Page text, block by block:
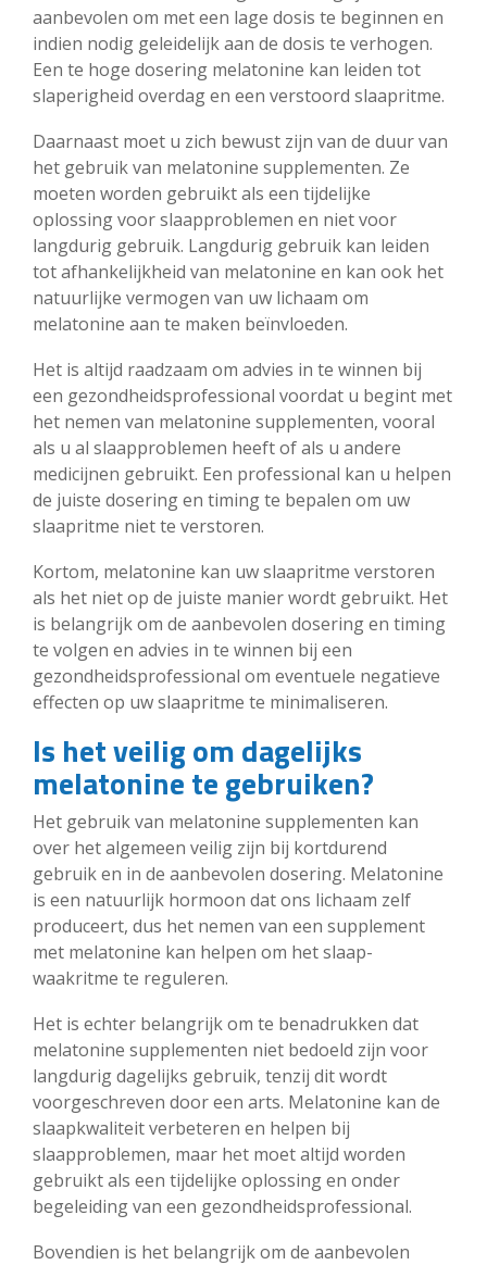
aanbevolen om met een lage dosis te beginnen en
indien nodig geleidelijk aan de dosis te verhogen.
Een te hoge dosering melatonine kan leiden tot
slaperigheid overdag en een verstoord slaapritme.
Daarnaast moet u zich bewust zijn van de duur van
het gebruik van melatonine supplementen. Ze
moeten worden gebruikt als een tijdelijke
oplossing voor slaapproblemen en niet voor
langdurig gebruik. Langdurig gebruik kan leiden
tot afhankelijkheid van melatonine en kan ook het
natuurlijke vermogen van uw lichaam om
melatonine aan te maken beïnvloeden.
Het is altijd raadzaam om advies in te winnen bij
een gezondheidsprofessional voordat u begint met
het nemen van melatonine supplementen, vooral
als u al slaapproblemen heeft of als u andere
medicijnen gebruikt. Een professional kan u helpen
de juiste dosering en timing te bepalen om uw
slaapritme niet te verstoren.
Kortom, melatonine kan uw slaapritme verstoren
als het niet op de juiste manier wordt gebruikt. Het
is belangrijk om de aanbevolen dosering en timing
te volgen en advies in te winnen bij een
gezondheidsprofessional om eventuele negatieve
effecten op uw slaapritme te minimaliseren.
Is het veilig om dagelijks
melatonine te gebruiken?
Het gebruik van melatonine supplementen kan
over het algemeen veilig zijn bij kortdurend
gebruik en in de aanbevolen dosering. Melatonine
is een natuurlijk hormoon dat ons lichaam zelf
produceert, dus het nemen van een supplement
met melatonine kan helpen om het slaap-
waakritme te reguleren.
Het is echter belangrijk om te benadrukken dat
melatonine supplementen niet bedoeld zijn voor
langdurig dagelijks gebruik, tenzij dit wordt
voorgeschreven door een arts. Melatonine kan de
slaapkwaliteit verbeteren en helpen bij
slaapproblemen, maar het moet altijd worden
gebruikt als een tijdelijke oplossing en onder
begeleiding van een gezondheidsprofessional.
Bovendien is het belangrijk om de aanbevolen